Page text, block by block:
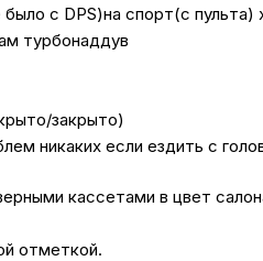
с DPS)на спорт(с пульта)
турбонаддув
закрыто)
никаких если ездить с
кассетами в цвет
отметкой.